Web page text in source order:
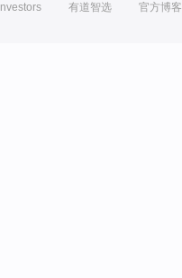
Investors 有道智选 官方博客